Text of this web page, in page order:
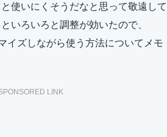
使いにくそうだなと思って敬遠して
いろいろと調整が効いたので、
イズしながら使う方法についてメモ
LINK